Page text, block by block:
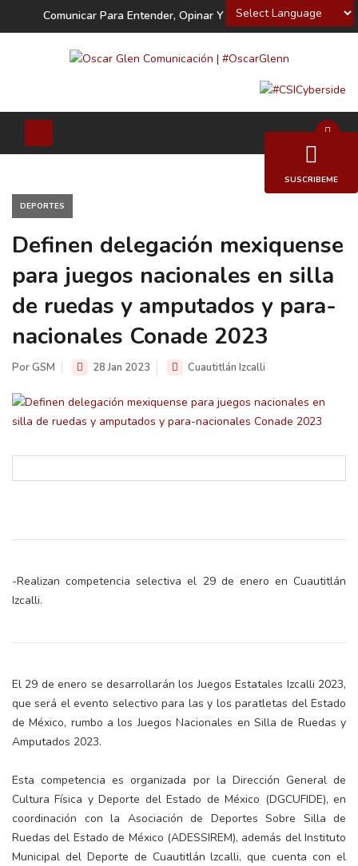
Powered by
Comunicar Para Entender, Opinar Y Decidir
DEPORTES
Definen delegación mexiquense
para juegos nacionales en silla
de ruedas y amputados y para-
nacionales Conade 2023
Por GSM 28 Jan 2023 Cuautitlán Izcalli
-Realizan competencia selectiva el 29 de enero en Cuautitlán
Izcalli.
El 29 de enero se desarrollarán los Juegos Estatales Izcalli 2023,
que será el evento selectivo para las y los paratletas del Estado
de México, rumbo a los Juegos Nacionales en Silla de Ruedas y
Amputados 2023.
Esta competencia es organizada por la Dirección General de
Cultura Física y Deporte del Estado de México (DGCUFIDE), en
coordinación con la Asociación de Deportes Sobre Silla de
Ruedas del Estado de México (ADESSIREM), además del Instituto
Municipal del Deporte de Cuautitlán lzcalli, que cuenta con el
SUSCRIBEME